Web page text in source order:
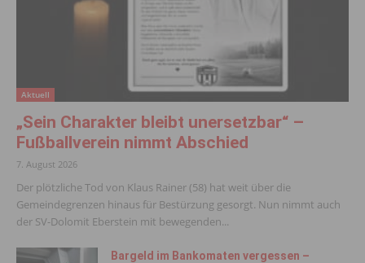
Aktuell
„Sein Charakter bleibt unersetzbar“ –
Fußballverein nimmt Abschied
7. August 2026
Der plötzliche Tod von Klaus Rainer (58) hat weit über die
Gemeindegrenzen hinaus für Bestürzung gesorgt. Nun nimmt auch
der SV-Dolomit Eberstein mit bewegenden...
Bargeld im Bankomaten vergessen –